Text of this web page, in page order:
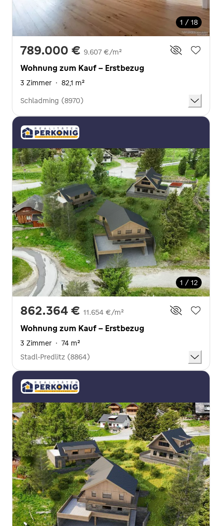
1 / 18
789.000 € 9.607 €/m²
Wohnung zum Kauf - Erstbezug
3 Zimmer · 82,1 m²
Schladming (8970)
1 / 12
862.364 € 11.654 €/m²
Wohnung zum Kauf - Erstbezug
3 Zimmer · 74 m²
Stadl-Predlitz (8864)